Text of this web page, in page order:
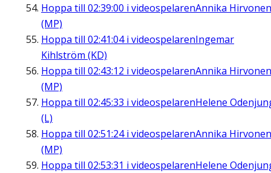
Hoppa till 02:39:00 i videospelarenAnnika Hirvonen
(MP)
Hoppa till 02:41:04i videospelarenIngemar
Kihlström (KD)
Hoppa till 02:43:12 i videospelarenAnnika Hirvonen
(MP)
Hoppa till 02:45:33 i videospelarenHelene
(L)
Hoppa till 02:51:24i videospelarenAnnika Hirvonen
(MP)
Hoppa till 02:53:31 i videospelarenHelene